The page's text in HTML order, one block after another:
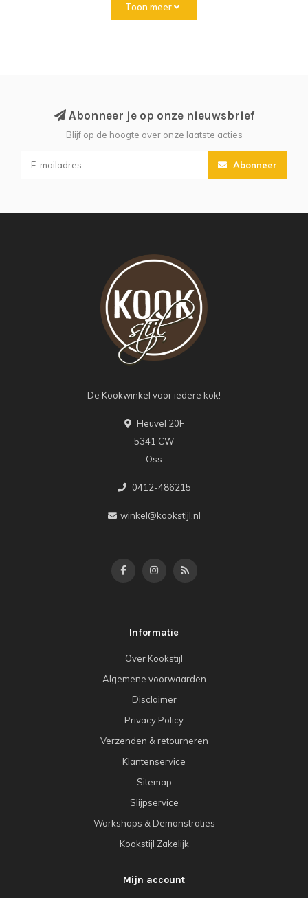
Toon meer
Abonneer je op onze nieuwsbrief
Blijf op de hoogte over onze laatste acties
Abonneer
De Kookwinkel voor iedere kok!
Heuvel 20F
5341 CW
Oss
0412-486215
winkel@kookstijl.nl
Informatie
Over Kookstijl
Algemene voorwaarden
Disclaimer
Privacy Policy
Verzenden & retourneren
Klantenservice
Sitemap
Slijpservice
Workshops & Demonstraties
Kookstijl Zakelijk
Mijn account